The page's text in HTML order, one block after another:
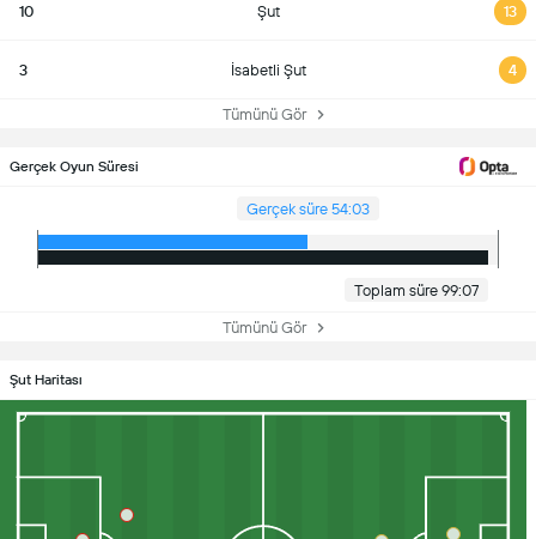
10 Şut 13
3 İsabetli Şut 4
Tümünü Gör
Gerçek Oyun Süresi
Gerçek süre 54:03
Toplam süre 99:07
Tümünü Gör
Şut Haritası